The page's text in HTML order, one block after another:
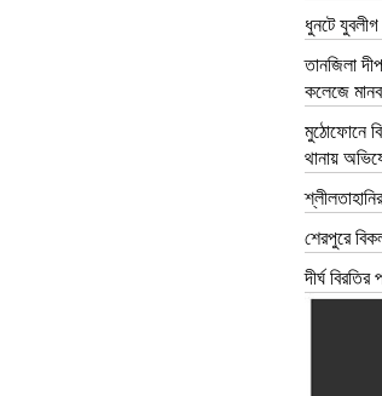
ধুনটে
তানজিলা
কলেজে
মুঠোফোনে
থানায়
শেরপুরে
দীর্ঘ